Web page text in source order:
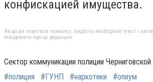
конфискацией имущества.
Якщо ви помітили помилку, виділіть необхідний текст і
повідомити про це редакцію
Сектор коммуникации полиции Черниговской
#полиция
#ГУНП #наркотики #опиум